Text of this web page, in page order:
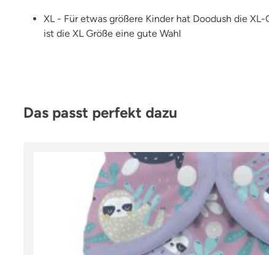
XL - Für etwas größere Kinder hat Doodush die
ist die XL Größe eine gute Wahl
Produktgalerie überspringen
Das passt perfekt dazu